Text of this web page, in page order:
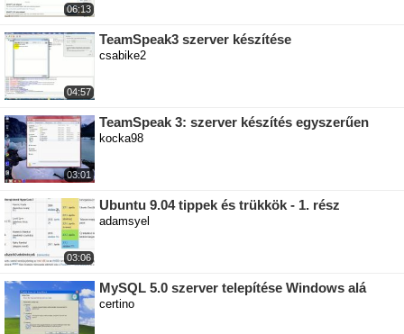
06:13
04:57
TeamSpeak3 szerver készítése
csabike2
03:01
TeamSpeak 3: szerver készítés egyszerűen
kocka98
03:06
Ubuntu 9.04 tippek és trükkök - 1. rész
adamsyel
MySQL 5.0 szerver telepítése Windows alá
certino